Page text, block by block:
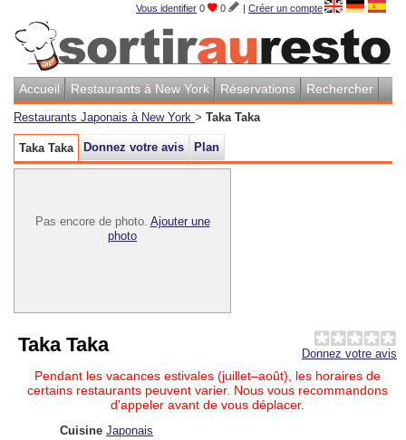
Vous identifier 0 0 | Créer un compte
Accueil Restaurants à New York Réservations Rechercher
Restaurants Japonais à New York > Taka Taka
Taka Taka Donnez votre avis Plan
Pas encore de photo. Ajouter une
photo
Donnez votre avis
Taka Taka
Pendant les vacances estivales (juillet–août), les horaires de
certains restaurants peuvent varier. Nous vous recommandons
d'appeler avant de vous déplacer.
Cuisine Japonais